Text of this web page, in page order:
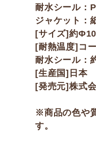
耐水シール：
ジャケット：
[サイズ]約
[耐熱温度]コ
耐水シール：
[生産国]日本
[発売元]株式
※商品の色や
す。